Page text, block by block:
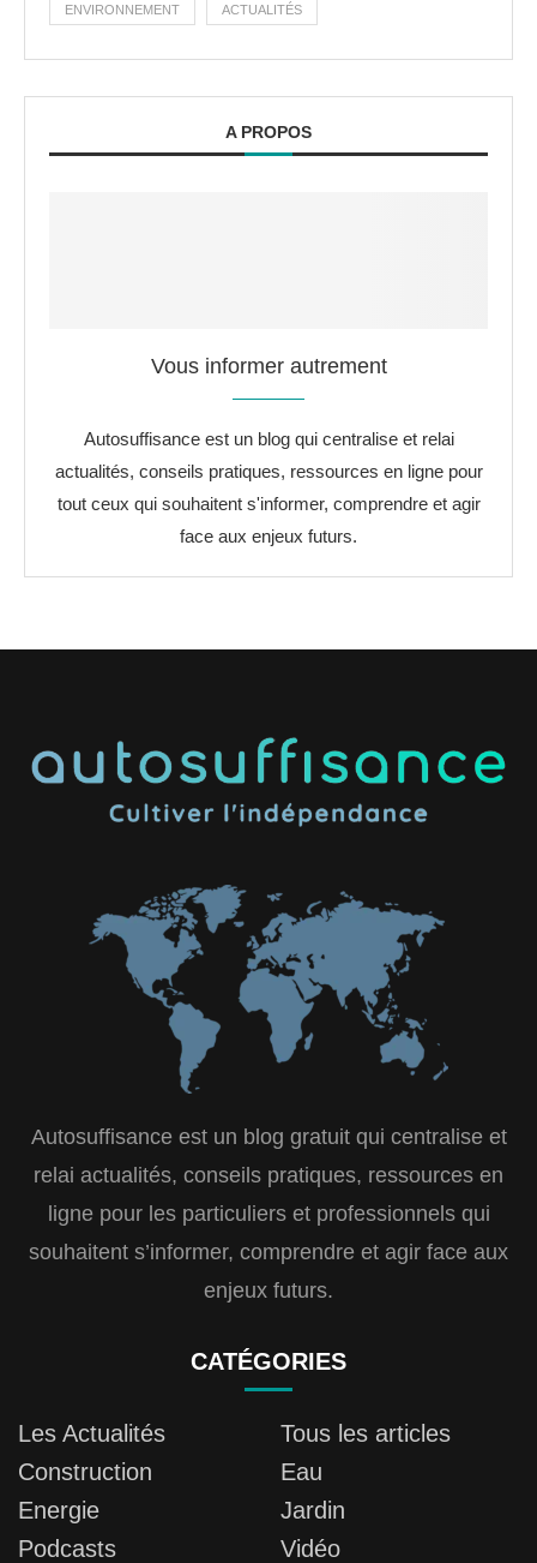
ENVIRONNEMENT ACTUALITÉS
A PROPOS
Vous informer autrement
Autosuffisance est un blog qui centralise et relai
actualités, conseils pratiques, ressources en ligne pour
tout ceux qui souhaitent s'informer, comprendre et agir
face aux enjeux futurs.
Autosuffisance est un blog gratuit qui centralise et
relai actualités, conseils pratiques, ressources en
ligne pour les particuliers et professionnels qui
souhaitent s’informer, comprendre et agir face aux
enjeux futurs.
CATÉGORIES
Les Actualités
Tous les articles
Construction
Eau
Energie
Jardin
Podcasts
Vidéo